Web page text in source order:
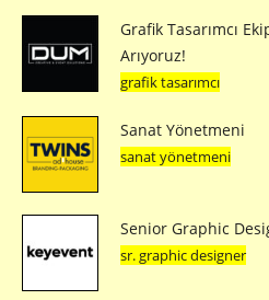
Grafik Tasarımcı
Arıyoruz!
grafik tasarımcı
Sanat Yönetmeni
sanat yönetmeni
Senior Graphic
sr. graphic designer